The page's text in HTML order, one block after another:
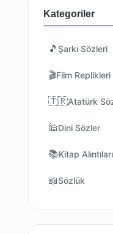
Kategoriler
🎵 Şarkı Sözleri
🎬Film Replikleri
🇹🇷Atatürk
🕌Dini Sözler
📚Kitap Alıntıları
📖Sözlük